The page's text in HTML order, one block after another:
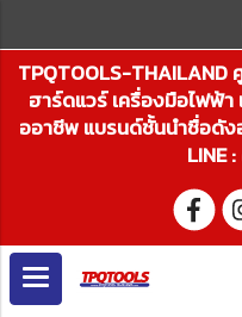
TPQTOOLS-
ฮาร์ดแวร์ เครื่องมือไฟฟ้
ออาชีพ แบรนด์ชั้นนำชื่อดัง
LINE